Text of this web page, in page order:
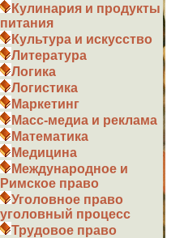
Кулинария и продукты
питания
Культура и искусство
Литература
Логика
Логистика
Маркетинг
Масс-медиа и реклама
Математика
Медицина
Международное и
Римское право
Уголовное право
уголовный процесс
Трудовое право